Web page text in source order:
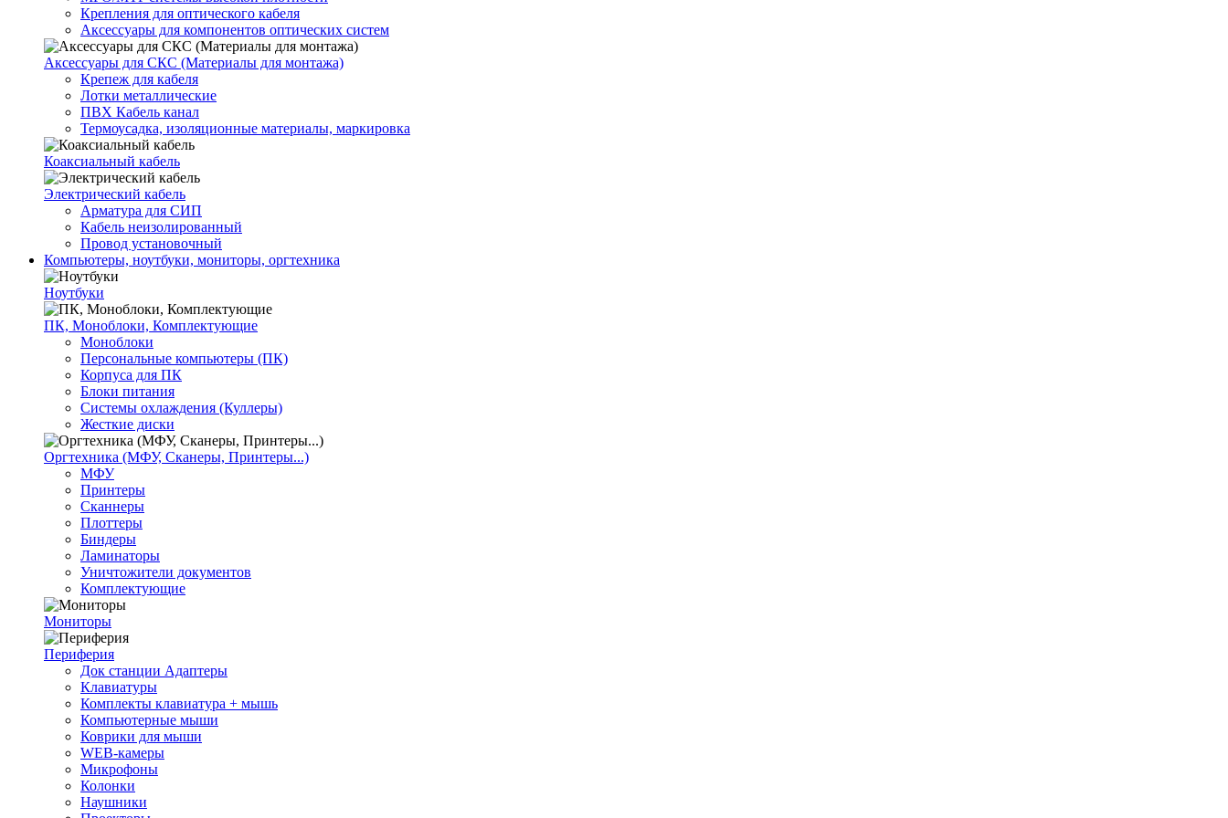
Крепления для оптического кабеля
Аксессуары для компонентов оптических систем
Аксессуары для СКС (Материалы для монтажа)
Крепеж для кабеля
Лотки металлические
ПВХ Кабель канал
Термоусадка, изоляционные материалы, маркировка
Коаксиальный кабель
Электрический кабель
Арматура для СИП
Кабель неизолированный
Провод установочный
Компьютеры, ноутбуки, мониторы, оргтехника
Ноутбуки
ПК, Моноблоки, Комплектующие
Моноблоки
Персональные компьютеры (ПК)
Корпуса для ПК
Блоки питания
Системы охлаждения (Куллеры)
Жесткие диски
Оргтехника (МФУ, Сканеры, Принтеры...)
МФУ
Принтеры
Сканнеры
Плоттеры
Биндеры
Ламинаторы
Уничтожители документов
Комплектующие
Мониторы
Периферия
Док станции Адаптеры
Клавиатуры
Комплекты клавиатура + мышь
Компьютерные мыши
Коврики для мыши
WEB-камеры
Микрофоны
Колонки
Наушники